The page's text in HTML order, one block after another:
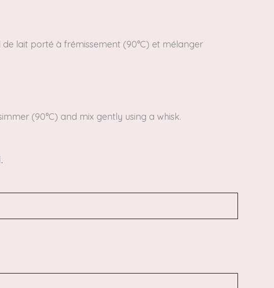
lait porté à frémissement (90°C) et mélanger
(90°C) and mix gently using a whisk.